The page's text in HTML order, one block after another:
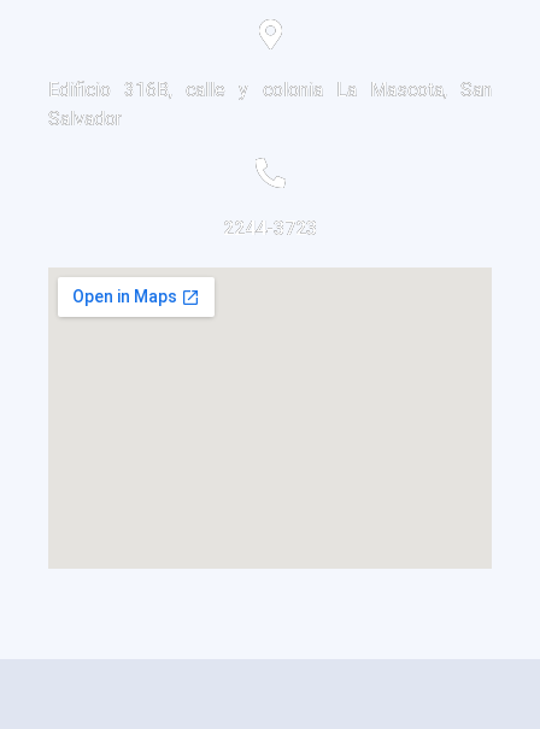
Edificio 316B, calle y colonia La Mascota, San
Salvador
2244-3723